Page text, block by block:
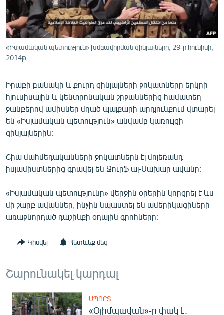
ՄԵԿՆԱԲԱՆՈՒԹՅՈՒՆ
ՏՏ ԵՒ ԻՆՏԵՐՆԵՏ
ԱՐԽԻՎ
ԲԱՆԱՎԵՃ
ՁԳՏԵԼՈՎ ԼԱՎԱԳՈՒՅՆԻՆ
ՓՈԴՔԱՍԹ
Հայերեն
English
Русский
ՀԵՏԵՎԵՔ ՄԵԶ
«Իսլամական պետություն» խմբավորման զինյալները, 29-ը հունիսի,
2014թ.
Իրաքի բանակի և քուրդ զինյալների ջոկատները երկրի
հյուսիսային և կենտրոնական շրջաններից համատեղ
ջանքերով ամիսներ մղած պայքարի արդյունքում վտարել
են «Իսլամական պետություն» անվամբ կառույցի
զինյալներին։
Շիա մահմեդականների ջոկատներն էլ մոլեռանդ
իսլամիստներից գրավել են Ջուրֆ ալ-Սախար ավանը։
«Իսլամական պետությունը» վերջին օրերին կորցրել է ևս
մի շարք ավաններ, ինչին նպաստել են ամերիկացիների
առաջնորդած դաշինքի օդային գրոհները։
Կիսվել Հետևեք մեզ
Շարունակել կարդալ
ՍՊՈՐՏ
«Օլիմպավան»-ը փակ է.